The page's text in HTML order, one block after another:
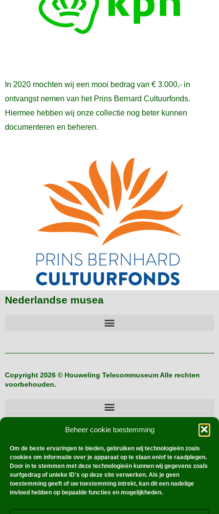
Beheer cookie toestemming
Om de beste ervaringen te bieden, gebruiken wij technologieën zoals
cookies om informatie over je apparaat op te slaan en/of te raadplegen.
Door in te stemmen met deze technologieën kunnen wij gegevens zoals
surfgedrag of unieke ID's op deze site verwerken. Als je geen
toestemming geeft of uw toestemming intrekt, kan dit een nadelige
invloed hebben op bepaalde functies en mogelijkheden.
In 2020 mochten wij een mooi bedrag van € 3.000,- in
ontvangst nemen van het Prins Bernard Cultuurfonds.
Hiermee hebben wij onze collectie nog beter kunnen
documenteren en beheren.
Nederlandse musea
Copyright 2026 © Houweling Telecommuseum Alle rechten
voorbehouden.
Buitenlandse verzamelaars
Hoe werkt dat?